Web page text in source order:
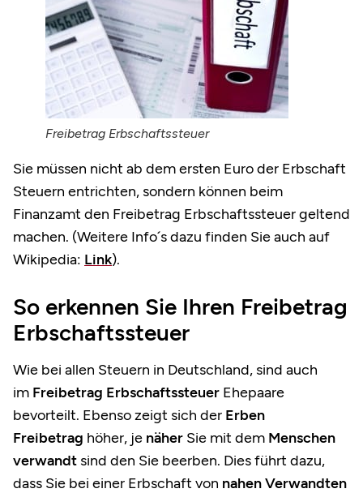
Freibetrag Erbschaftssteuer
Sie müssen nicht ab dem ersten Euro der Erbschaft
Steuern entrichten, sondern können beim
Finanzamt den Freibetrag Erbschaftssteuer geltend
machen. (Weitere Info´s dazu finden Sie auch auf
Wikipedia: Link).
So erkennen Sie Ihren Freibetrag
Erbschaftssteuer
Wie bei allen Steuern in Deutschland, sind auch
im Freibetrag Erbschaftssteuer Ehepaare
bevorteilt. Ebenso zeigt sich der Erben
Freibetrag höher, je näher Sie mit dem Menschen
verwandt sind den Sie beerben. Dies führt dazu,
dass Sie bei einer Erbschaft von nahen Verwandten